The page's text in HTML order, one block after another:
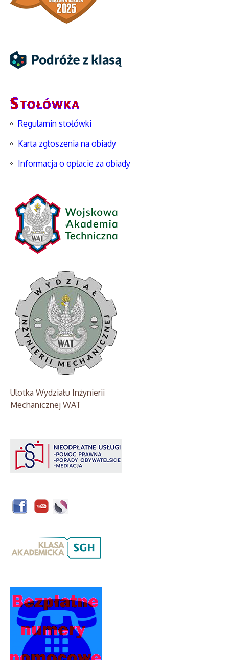
Regulamin stołówki
Karta zgłoszenia na obiady
Informacja o opłacie za obiady
Ulotka Wydziału Inżynierii
Mechanicznej WAT